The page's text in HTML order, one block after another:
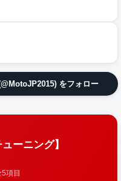
をフォロー
ーニング】
5項目